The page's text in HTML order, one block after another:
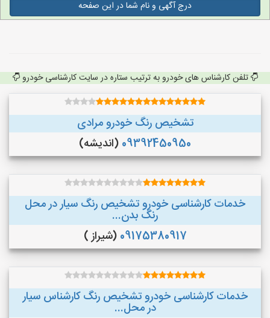
درج آگهی و نام شما در این صفحه
تلفن کارشناس های خودرو به ترتیب ستاره در سایت کارشناسی خودرو
تشخیص رنگ خودرو مرادی
09392450950 (اندیشه)
خدمات کارشناسی خودرو تشخیص رنگ سیار در محل
رنگ بدن...
09175380917 (شیراز )
خدمات کارشناسی خودرو تشخیص رنگ کارشناس سیار
در محل...